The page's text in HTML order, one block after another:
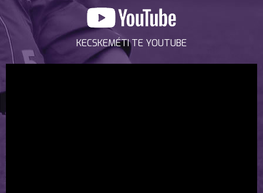
KECSKEMÉTI TE YOUTUBE